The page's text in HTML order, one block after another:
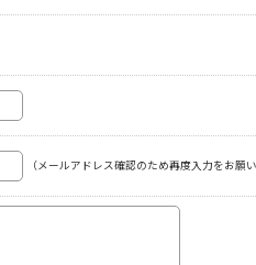
（メールアドレス確認のため再度入力をお願